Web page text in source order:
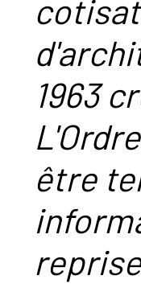
1963
être